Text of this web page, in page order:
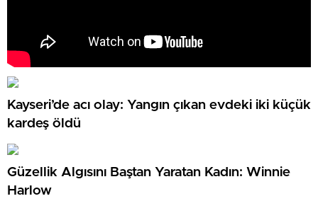
Kayseri’de acı olay: Yangın çıkan evdeki iki küçük
kardeş öldü
Güzellik Algısını Baştan Yaratan Kadın: Winnie
Harlow